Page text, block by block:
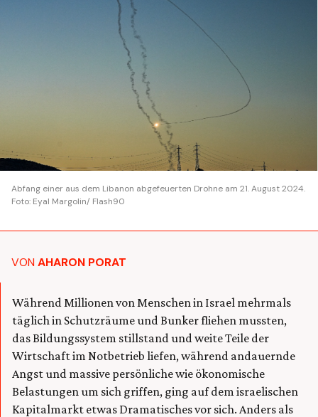
Abfang einer aus dem Libanon abgefeuerten Drohne am 21. August 2024.
Foto: Eyal Margolin/ Flash90
VONAHARON PORAT
Während Millionen von Menschen in Israel mehrmals
täglich in Schutzräume und Bunker fliehen mussten,
das Bildungssystem stillstand und weite Teile der
Wirtschaft im Notbetrieb liefen, während andauernde
Angst und massive persönliche wie ökonomische
Belastungen um sich griffen, ging auf dem israelischen
Kapitalmarkt etwas Dramatisches vor sich. Anders als